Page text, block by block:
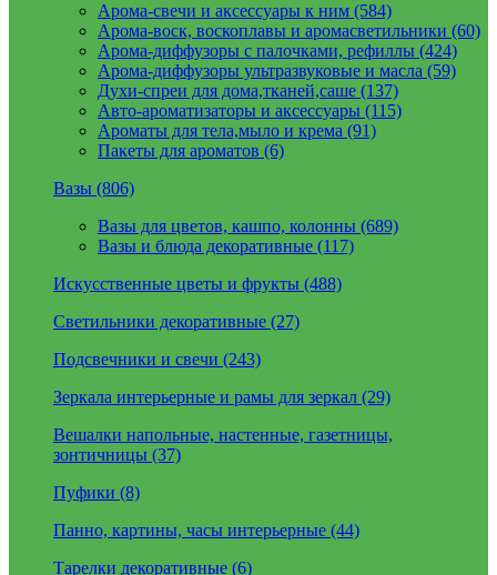
Арома-свечи и аксессуары к ним (584)
Арома-воск, воскоплавы и аромасветильники (60)
Арома-диффузоры с палочками, рефиллы (424)
Арома-диффузоры ультразвуковые и масла (59)
Духи-спреи для дома,тканей,саше (137)
Авто-ароматизаторы и аксессуары (115)
Ароматы для тела,мыло и крема (91)
Пакеты для ароматов (6)
Вазы (806)
Вазы для цветов, кашпо, колонны (689)
Вазы и блюда декоративные (117)
Искусственные цветы и фрукты (488)
Светильники декоративные (27)
Подсвечники и свечи (243)
Зеркала интерьерные и рамы для зеркал (29)
Вешалки напольные, настенные, газетницы,
зонтичницы (37)
Пуфики (8)
Панно, картины, часы интерьерные (44)
Тарелки декоративные (6)